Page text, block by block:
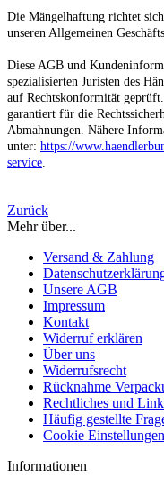
Die Mängelhaftung richtet
unseren Allgemeinen
Diese AGB und
spezialisierten Juristen des
auf Rechtskonformität
garantiert für die
Abmahnungen. Nähere
unter: https://
service
Zurück
Mehr über...
Versand & Zahlung
Unsere AGB
Impressum
Kontakt
Widerruf erklären
Über uns
Widerrufsrecht
Rücknahme
Rechtliches und
Häufig gestellte
Cookie Einstellungen
Informationen